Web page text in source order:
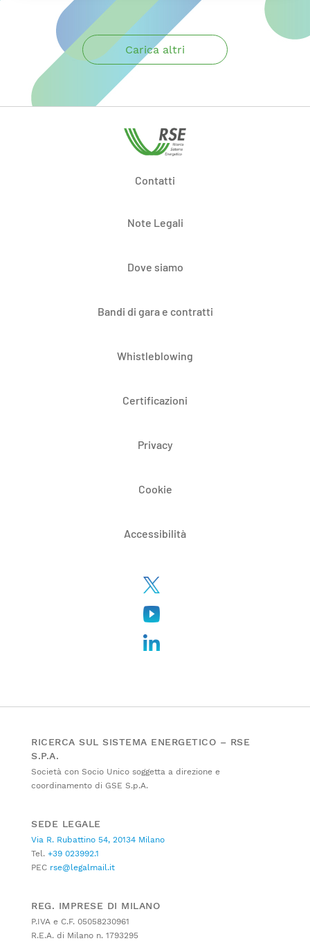
Carica altri
Contatti
Note Legali
Dove siamo
Bandi di gara e contratti
Whistleblowing
Certificazioni
Privacy
Cookie
Accessibilità
RICERCA SUL SISTEMA ENERGETICO – RSE
S.P.A.
Società con Socio Unico soggetta a direzione e
coordinamento di GSE S.p.A.
SEDE LEGALE
Via R. Rubattino 54, 20134 Milano
Tel. +39 023992.1
PEC rse@legalmail.it
REG. IMPRESE DI MILANO
P.IVA e C.F. 05058230961
R.E.A. di Milano n. 1793295